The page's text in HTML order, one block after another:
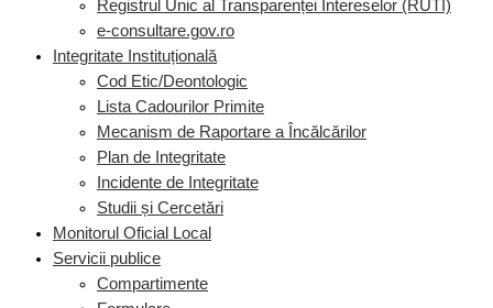
Registrul Unic al Transparenței Intereselor (RUTI)
e-consultare.gov.ro
Integritate Instituțională
Cod Etic/Deontologic
Lista Cadourilor Primite
Mecanism de Raportare a Încălcărilor
Plan de Integritate
Incidente de Integritate
Studii și Cercetări
Monitorul Oficial Local
Servicii publice
Compartimente